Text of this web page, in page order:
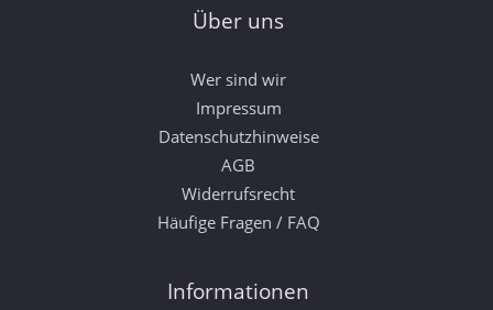
Über uns
Wer sind wir
Impressum
Datenschutzhinweise
AGB
Widerrufsrecht
Häufige Fragen / FAQ
Informationen